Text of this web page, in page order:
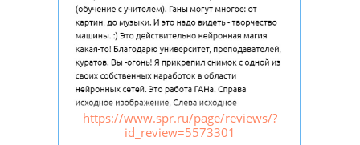
https://www.spr.ru/page/reviews/?
id_review=5573301